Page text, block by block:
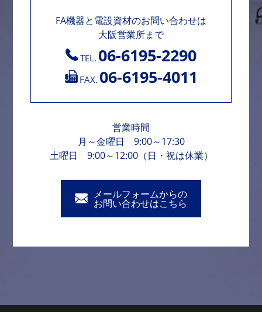
FA機器と電設資材のお問い合わせは
大阪営業所まで
TEL. 06-6195-2290
FAX. 06-6195-4011
営業時間
月～金曜日 9:00～17:30
土曜日 9:00～12:00（日・祝は休業）
メールフォームからの
お問い合わせはこちら